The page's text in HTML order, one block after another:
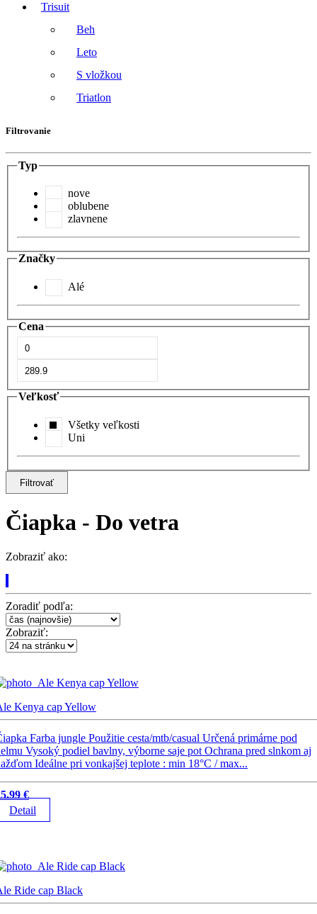
Trisuit
Beh
Leto
S vložkou
Triatlon
Filtrovanie
Typ
nove
oblubene
zlavnene
Značky
Alé
Cena
Veľkosť
Všetky veľkosti
Uni
Filtrovať
Čiapka - Do vetra
Zobraziť ako:
Zoradiť podľa:
Zobraziť:
Kenya cap Yellow
Farba jungle Použitie cesta/mtb/casual Určená primárne pod
Vysoký podiel bavlny, výborne saje pot Ochrana pred slnkom aj
Ideálne pri vonkajšej teplote : min 18°C / max...
€
Detail
Ride cap Black